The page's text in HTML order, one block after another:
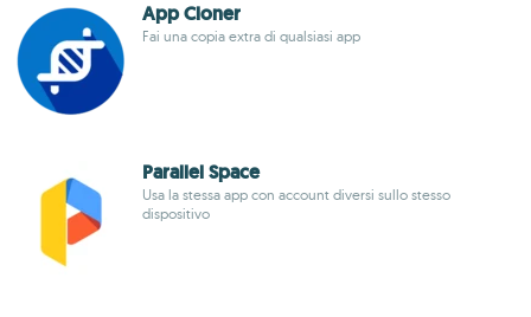
App Cloner
Fai una copia extra di qualsiasi app
Parallel Space
Usa la stessa app con account diversi sullo stesso
dispositivo